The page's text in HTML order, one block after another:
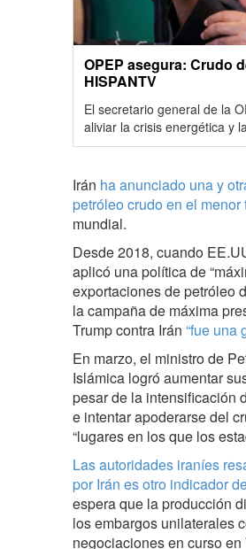
OPEP asegura: Crudo
HISPANTV
El secretario general de la
aliviar la crisis energética y
Irán ha anunciado una y
petróleo crudo en el
mundial.
Desde 2018, cuando
aplicó una política de
exportaciones de petróleo
la campaña de máxima
Trump contra Irán “fue una
En marzo, el ministro de
Islámica logró aumentar
pesar de la intensificación
e intentar apoderarse del
“lugares en los que los
Las autoridades iraníes
por Irán es otro indicador
espera que la producción
los embargos unilaterales
negociaciones en curso